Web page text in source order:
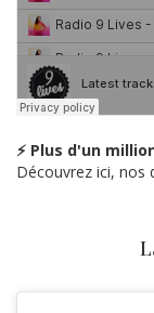
⚡ Plus d'un
Découvrez ici, nos